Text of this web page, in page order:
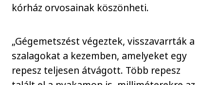
kórház orvosainak köszönheti.
„Gégemetszést végeztek, visszavarrták a
szalagokat a kezemben, amelyeket egy
repesz teljesen átvágott. Több repesz